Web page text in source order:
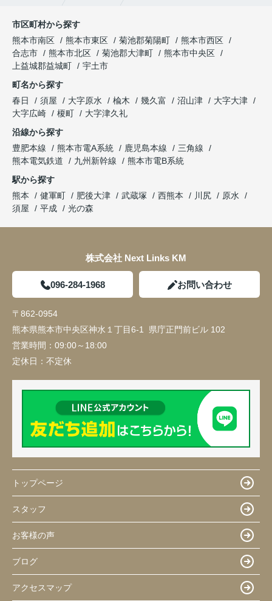
市区町村から探す
熊本市南区
熊本市東区 菊池郡菊陽町
熊本市西区
合志市
熊本市北区 菊池郡大津町
熊本市中央区
上益城郡益城町
宇土市
町名から探す
春日
須屋 大字原水 楡木 幾久富 沼山津
大字大津
大字広崎
榎町
大字津久礼
沿線から探す
豊肥本線
熊本市電A系統 鹿児島本線
三角線
熊本電気鉄道
九州新幹線
熊本市電B系統
駅から探す
熊本
健軍町 肥後大津 武蔵塚 西熊本 川尻
原水
須屋
平成 光の森
株式会社 Next Links KM
096-284-1968 お問い合わせ
〒862-0954
熊本県熊本市中央区神水１丁目6-1 県庁正門前ビル 102
営業時間： 09:00～18:00
定休日： 不定休
トップページ
スタッフ
お客様の声
ブログ
アクセスマップ